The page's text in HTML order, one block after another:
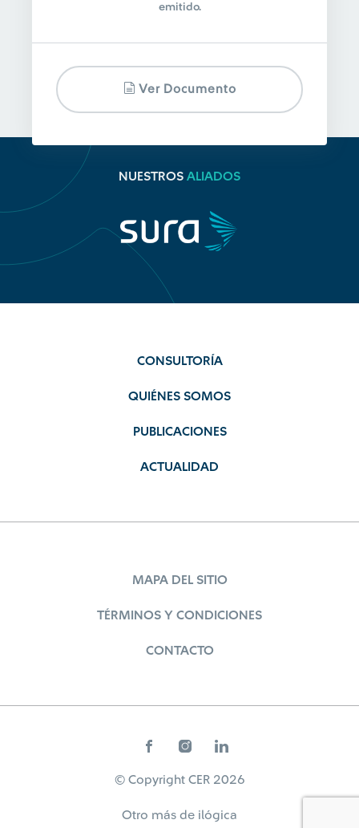
emitido.
Ver Documento
NUESTROS ALIADOS
CONSULTORÍA
QUIÉNES SOMOS
PUBLICACIONES
ACTUALIDAD
MAPA DEL SITIO
TÉRMINOS Y CONDICIONES
CONTACTO
© Copyright CER 2026
Otro más de ilógica